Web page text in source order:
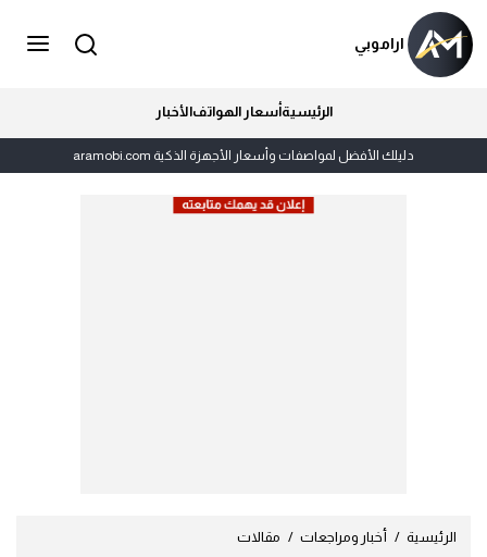
اراموبي
الرئيسيةأسعار الهواتفالأخبار
دليلك الأفضل لمواصفات وأسعار الأجهزة الذكية aramobi.com
الرئيسية أخبار ومراجعات مقالات